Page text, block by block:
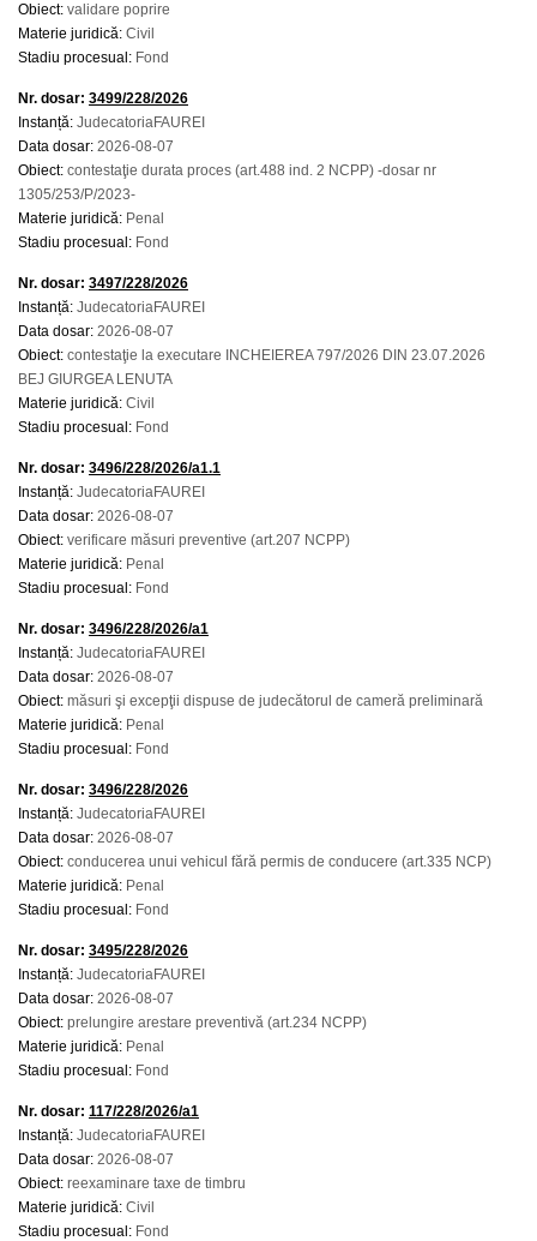
Obiect: validare poprire
Materie juridică: Civil
Stadiu procesual: Fond
Nr. dosar: 3499/228/2026
Instanță: JudecatoriaFAUREI
Data dosar: 2026-08-07
Obiect: contestaţie durata proces (art.488 ind. 2 NCPP) -dosar nr
1305/253/P/2023-
Materie juridică: Penal
Stadiu procesual: Fond
Nr. dosar: 3497/228/2026
Instanță: JudecatoriaFAUREI
Data dosar: 2026-08-07
Obiect: contestaţie la executare INCHEIEREA 797/2026 DIN 23.07.2026
BEJ GIURGEA LENUTA
Materie juridică: Civil
Stadiu procesual: Fond
Nr. dosar: 3496/228/2026/a1.1
Instanță: JudecatoriaFAUREI
Data dosar: 2026-08-07
Obiect: verificare măsuri preventive (art.207 NCPP)
Materie juridică: Penal
Stadiu procesual: Fond
Nr. dosar: 3496/228/2026/a1
Instanță: JudecatoriaFAUREI
Data dosar: 2026-08-07
Obiect: măsuri şi excepţii dispuse de judecătorul de cameră preliminară
Materie juridică: Penal
Stadiu procesual: Fond
Nr. dosar: 3496/228/2026
Instanță: JudecatoriaFAUREI
Data dosar: 2026-08-07
Obiect: conducerea unui vehicul fără permis de conducere (art.335 NCP)
Materie juridică: Penal
Stadiu procesual: Fond
Nr. dosar: 3495/228/2026
Instanță: JudecatoriaFAUREI
Data dosar: 2026-08-07
Obiect: prelungire arestare preventivă (art.234 NCPP)
Materie juridică: Penal
Stadiu procesual: Fond
Nr. dosar: 117/228/2026/a1
Instanță: JudecatoriaFAUREI
Data dosar: 2026-08-07
Obiect: reexaminare taxe de timbru
Materie juridică: Civil
Stadiu procesual: Fond